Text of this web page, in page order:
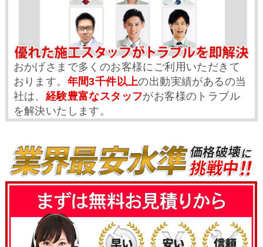
おかげさまで多くのお客様にご利用いただきて
おります。 年間3千件以上の出動実績があるの当
社は、 経験豊富なスタッフがお客様のトラブル
を解決いたします。